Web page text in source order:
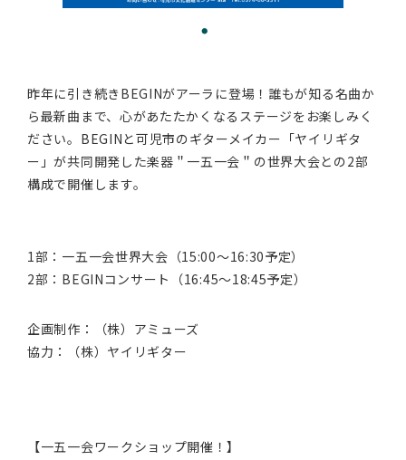
昨年に引き続きBEGINがアーラに登場！誰もが知る名曲か
ら最新曲まで、心があたたかくなるステージをお楽しみく
ださい。BEGINと可児市のギターメイカー「ヤイリギタ
ー」が共同開発した楽器＂一五一会＂の世界大会との2部
構成で開催します。
1部：一五一会世界大会（15:00～16:30予定）
2部：BEGINコンサート（16:45～18:45予定）
企画制作：（株）アミューズ
協力：（株）ヤイリギター
【一五一会ワークショップ開催！】